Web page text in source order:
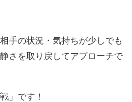
手の状況・気持ちが少しでも
さを取り戻してアプローチで
」です！